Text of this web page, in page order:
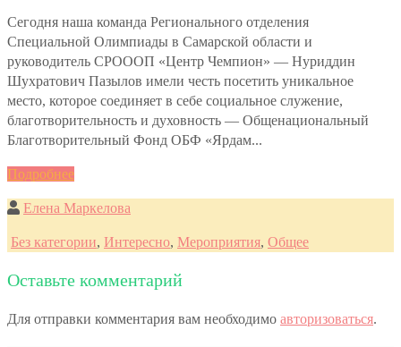
Сегодня наша команда Регионального отделения
Специальной Олимпиады в Самарской области и
руководитель СРОООП «Центр Чемпион» — Нуриддин
Шухратович Пазылов имели честь посетить уникальное
место, которое соединяет в себе социальное служение,
благотворительность и духовность — Общенациональный
Благотворительный Фонд ОБФ «Ярдам...
Подробнее
Елена Маркелова
Без категории, Интересно, Мероприятия, Общее
Оставьте комментарий
Для отправки комментария вам необходимо авторизоваться.